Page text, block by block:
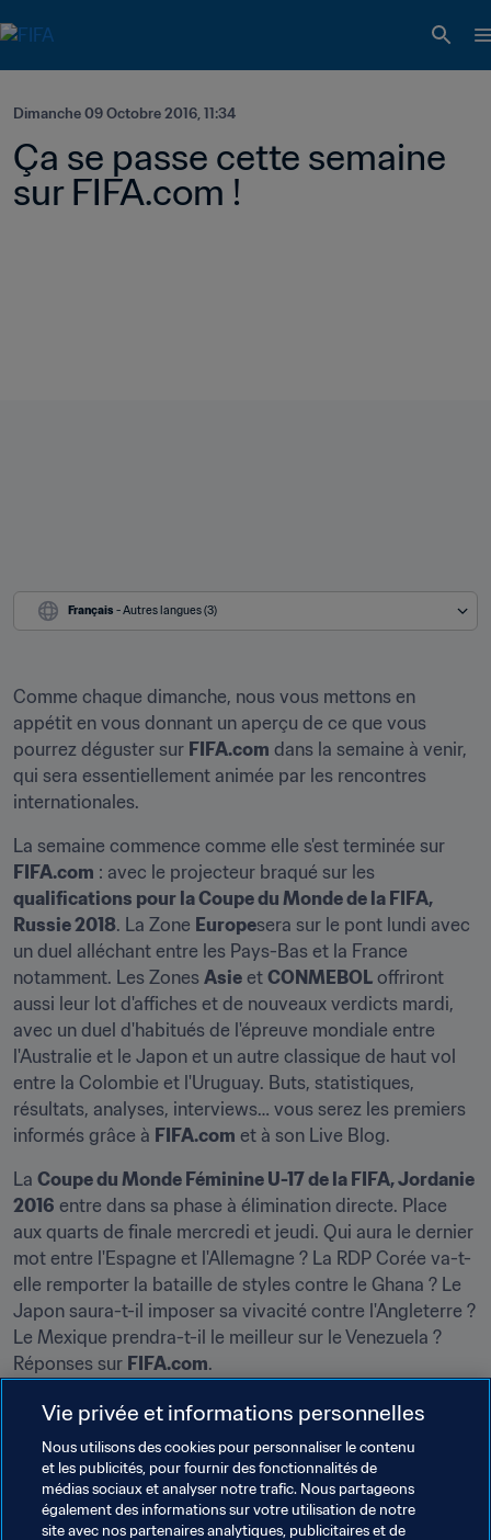
Dimanche 09 Octobre 2016, 11:34
Ça se passe cette semaine
sur FIFA.com !
Français - Autres langues (3)
Comme chaque dimanche, nous vous mettons en
appétit en vous donnant un aperçu de ce que vous
pourrez déguster sur FIFA.com dans la semaine à venir,
qui sera essentiellement animée par les rencontres
internationales.
FIFA.com
qualifications pour la Coupe du Monde de la FIFA,
Russie 2018. La Zone Europesera sur le pont lundi avec
un duel alléchant entre les Pays-Bas et la France
notamment. Les Zones Asie et CONMEBOL offriront
aussi leur lot d'affiches et de nouveaux verdicts mardi,
avec un duel d'habitués de l'épreuve mondiale entre
l'Australie et le Japon et un autre classique de haut vol
entre la Colombie et l'Uruguay. Buts, statistiques,
résultats, analyses, interviews… vous serez les premiers
informés grâce à FIFA.com et à son Live Blog.
La Coupe du Monde Féminine U-17 de la FIFA, Jordanie
2016 entre dans sa phase à élimination directe. Place
aux quarts de finale mercredi et jeudi. Qui aura le dernier
mot entre l'Espagne et l'Allemagne ? La RDP Corée va-t-
elle remporter la bataille de styles contre le Ghana ? Le
Japon saura-t-il imposer sa vivacité contre l'Angleterre ?
Le Mexique prendra-t-il le meilleur sur le Venezuela ?
Réponses sur FIFA.com.
vendredi, alors que la Commission d'Organisation de la
Coupe du Monde de la FIFA aura rendez-vous mercredi.
FIFA.com a aussi tendu son micro à Anja Mittag
Vie privée et informations personnelles
Nous utilisons des cookies pour personnaliser le contenu
et les publicités, pour fournir des fonctionnalités de
médias sociaux et analyser notre trafic. Nous partageons
également des informations sur votre utilisation de notre
site avec nos partenaires analytiques, publicitaires et de